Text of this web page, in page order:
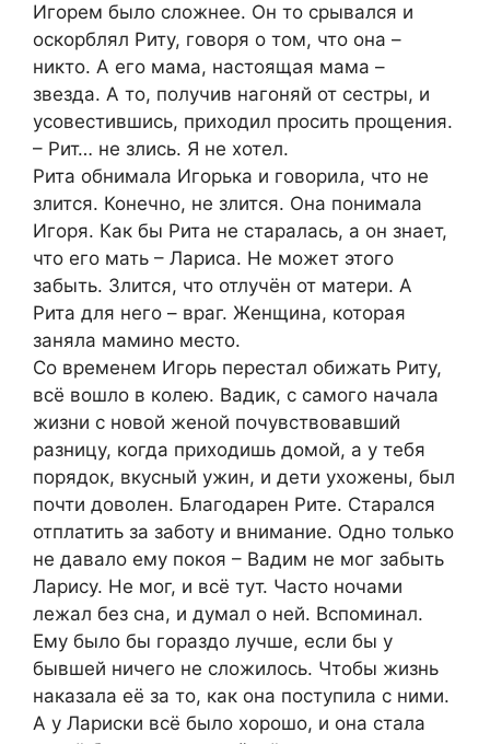
Игорем было сложнее. Он то срывался и
оскорблял Риту, говоря о том, что она –
никто. А его мама, настоящая мама –
звезда. А то, получив нагоняй от сестры, и
усовестившись, приходил просить прощения.
– Рит… не злись. Я не хотел.
Рита обнимала Игорька и говорила, что не
злится. Конечно, не злится. Она понимала
Игоря. Как бы Рита не старалась, а он знает,
что его мать – Лариса. Не может этого
забыть. Злится, что отлучён от матери. А
Рита для него – враг. Женщина, которая
заняла мамино место.
Со временем Игорь перестал обижать Риту,
всё вошло в колею. Вадик, с самого начала
жизни с новой женой почувствовавший
разницу, когда приходишь домой, а у тебя
порядок, вкусный ужин, и дети ухожены, был
почти доволен. Благодарен Рите. Старался
отплатить за заботу и внимание. Одно только
не давало ему покоя – Вадим не мог забыть
Ларису. Не мог, и всё тут. Часто ночами
лежал без сна, и думал о ней. Вспоминал.
Ему было бы гораздо лучше, если бы у
бывшей ничего не сложилось. Чтобы жизнь
наказала её за то, как она поступила с ними.
А у Лариски всё было хорошо, и она стала